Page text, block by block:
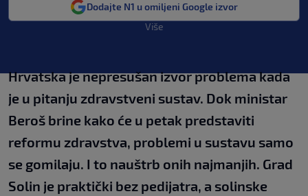
Dodajte N1 u omiljeni Google izvor
Više
Hrvatska je nepresušan izvor problema kada
je u pitanju zdravstveni sustav. Dok ministar
Beroš brine kako će u petak predstaviti
reformu zdravstva, problemi u sustavu samo
se gomilaju. I to nauštrb onih najmanjih. Grad
Solin je praktički bez pedijatra, a solinske